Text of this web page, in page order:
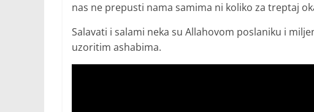
nas ne prepusti nama samima ni koliko za treptaj
Salavati i salami neka su Allahovom poslaniku i
uzoritim ashabima.